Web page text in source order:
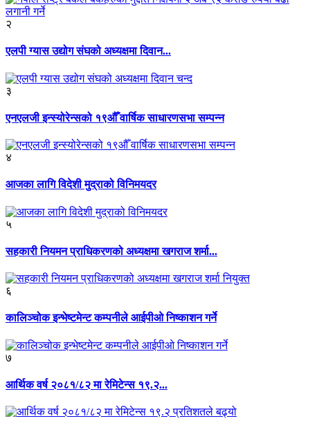
२
एलपी ग्यास उद्योग संघको अध्यक्षमा दिवान...
३
एनएलजी इन्स्योरेन्सको १९औँ वार्षिक साधारणसभा सम्पन्न
४
आजका लागि विदेशी मुद्राको विनिमयदर
५
सहकारी नियमन प्राधिकरणको अध्यक्षमा खगराज शर्मा...
६
कालिञ्चोक इन्भेष्टमेन्ट कम्पनीले आईपीओ निष्काशन गर्ने
७
आर्थिक वर्ष २०८१/८२ मा रेमिटेन्स १९.२...